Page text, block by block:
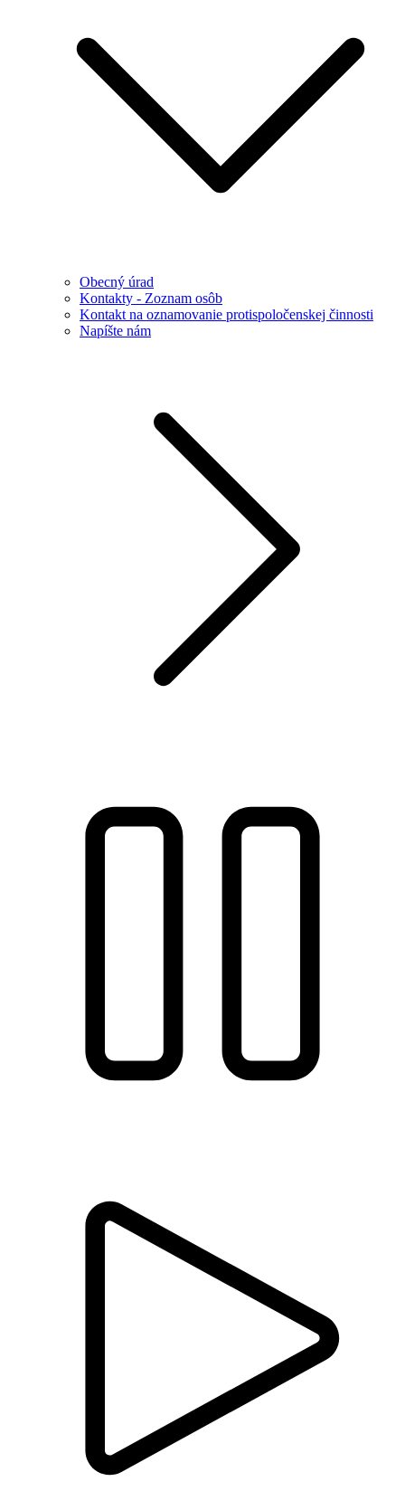
Obecný úrad
Kontakty - Zoznam osôb
Kontakt na oznamovanie protispoločenskej činnosti
Napíšte nám